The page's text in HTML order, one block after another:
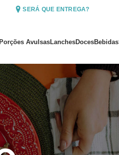
SERÁ QUE ENTREGA?
AvulsasLanchesDocesBebidas